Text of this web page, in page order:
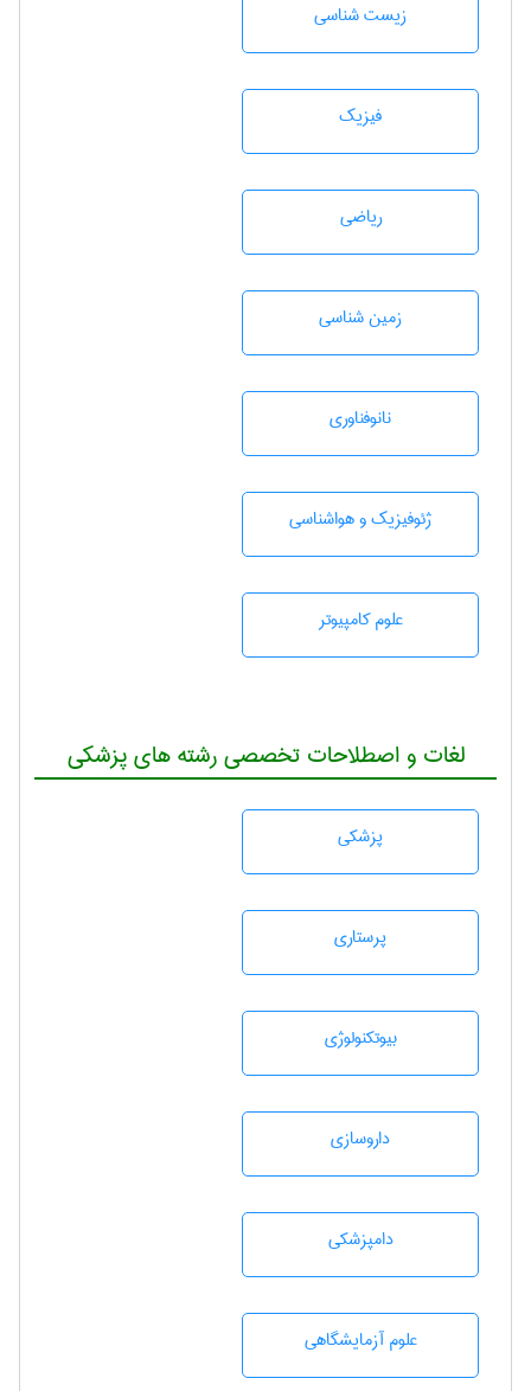
زيست شناسی
فیزیک
رياضی
زمين شناسی
نانوفناوری
ژئوفيزيك و هواشناسی
علوم کامپیوتر
لغات و اصطلاحات تخصصی رشته های پزشکی
پزشكی
پرستاری
بيوتكنولوژی
داروسازی
دامپزشكی
علوم آزمايشگاهی